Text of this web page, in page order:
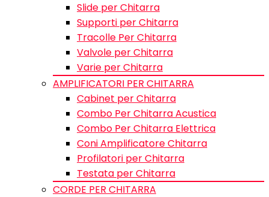
Slide per Chitarra
Supporti per Chitarra
Tracolle Per Chitarra
Valvole per Chitarra
Varie per Chitarra
AMPLIFICATORI PER CHITARRA
Cabinet per Chitarra
Combo Per Chitarra Acustica
Combo Per Chitarra Elettrica
Coni Amplificatore Chitarra
Profilatori per Chitarra
Testata per Chitarra
CORDE PER CHITARRA